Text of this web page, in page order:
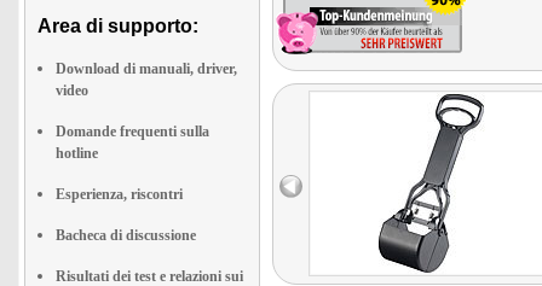
Area di supporto:
Download di manuali, driver,
video
Domande frequenti sulla
hotline
Esperienza, riscontri
Bacheca di discussione
Risultati dei test e relazioni sui